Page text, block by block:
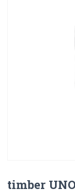
timber